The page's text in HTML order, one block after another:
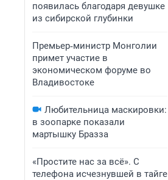
появилась благодаря девушке
из сибирской глубинки
Премьер‑министр Монголии
примет участие в
экономическом форуме во
Владивостоке
Любительница маскировки:
в зоопарке показали
мартышку Бразза
«Простите нас за всё». С
телефона исчезнувшей в тайге